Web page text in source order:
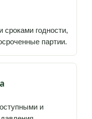
годности,
партии.
и